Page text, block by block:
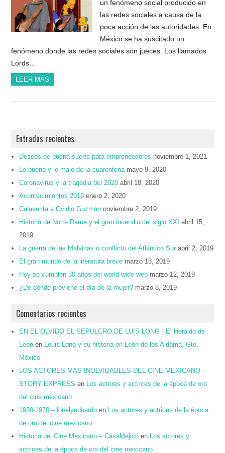
un fenómeno social producido en
las redes sociales a causa de la
poca acción de las autoridades. En
México se ha suscitado un
fenómeno donde las redes sociales son jueces. Los llamados
Lords…
LEER MÁS
Entradas recientes
Deseos de buena suerte para emprendedores noviembre 1, 2021
Lo bueno y lo malo de la cuarentena mayo 9, 2020
Coronavirus y la tragedia del 2020 abril 18, 2020
Acontecimientos 2019 enero 2, 2020
Calaverita a Ovidio Guzmán noviembre 2, 2019
Historia de Notre Dame y el gran incendio del siglo XXI
abril 15,
2019
La guerra de las Malvinas o conflicto del Atlántico Sur abril 2, 2019
El gran mundo de la literatura breve marzo 13, 2019
Hoy se cumplen 30 años del world wide web marzo 12, 2019
¿De dónde proviene el día de la mujer? marzo 8, 2019
Comentarios recientes
EN EL OLVIDO EL SEPULCRO DE LUIS LONG - El Heraldo de
León en
Louis Long y su historia en León de los Aldama, Gto.
México
LOS ACTORES MAS INOLVIDABLES DEL CINE MEXICANO –
STORY EXPRESS en
Los actores y actrices de la época de oro
del cine mexicano
1930-1970 – lonelyeduardo en
Los actores y actrices de la época
de oro del cine mexicano
Historia del Cine Mexicano – CasaMejicú en
Los actores y
actrices de la época de oro del cine mexicano